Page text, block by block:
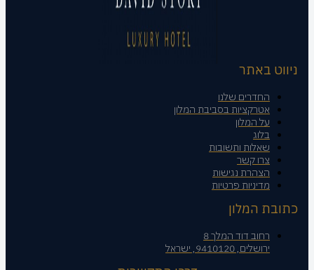
ניווט באתר
החדרים שלנו
אטרקציות בסביבת המלון
על המלון
בלוג
שאלות ותשובות
צרו קשר
הצהרת נגישות
מדיניות פרטיות
כתובת המלון
רחוב דוד המלך 8
ירושלים, 9410120, ישראל